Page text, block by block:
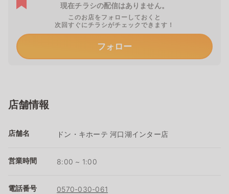
現在チラシの配信はありません。
このお店をフォローしておくと
次回すぐにチラシがチェックできます！
フォロー
店舗情報
店舗名 ドン・キホーテ 河口湖インター店
営業時間 8:00 ~ 1:00
電話番号 0570-030-061